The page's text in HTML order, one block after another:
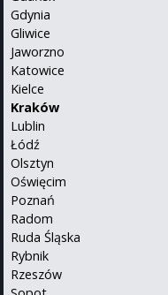
Gdynia
Gliwice
Jaworzno
Katowice
Kielce
Kraków
Lublin
Łódź
Olsztyn
Oświęcim
Poznań
Radom
Ruda Śląska
Rybnik
Rzeszów